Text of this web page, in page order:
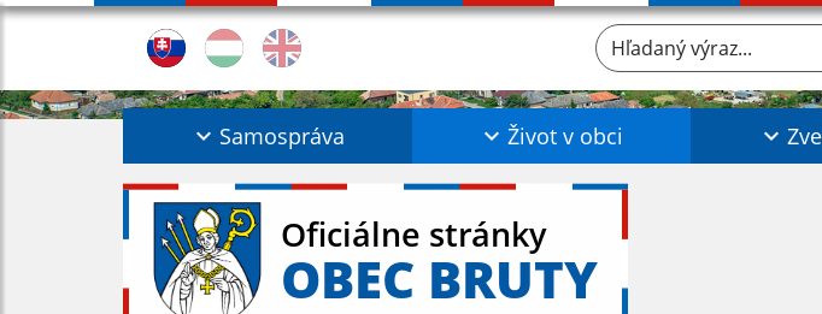
Hľadaný výraz...
Samospráva Život v obci
Oficiálne stránky
OBEC BRUTY